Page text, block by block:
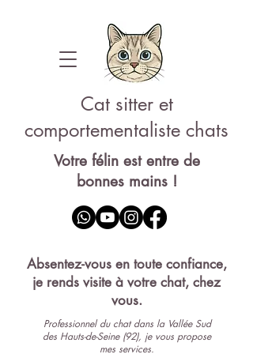
Cat sitter et
comportementaliste chats
Votre félin est entre de
bonnes mains !
Pet-sitter 92
Absentez-vous en toute confiance,
je rends visite à votre chat, chez
vous.
Professionnel du chat dans la Vallée Sud
des Hauts-de-Seine (92), je vous propose
mes services.